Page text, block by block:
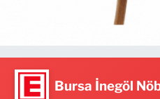
Bursa İnegöl